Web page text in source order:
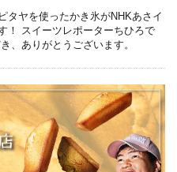
タヤを使ったかき氷がNHKあさイ
！ スイーツレポーターちひろで
、ありがとうございます。